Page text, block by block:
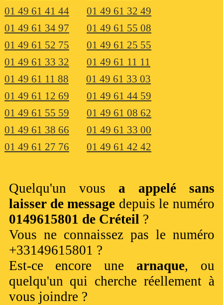
01 49 61 41 44
01 49 61 32 49
01 49 61 34 97
01 49 61 55 08
01 49 61 52 75
01 49 61 25 55
01 49 61 33 32
01 49 61 11 11
01 49 61 11 88
01 49 61 33 03
01 49 61 12 69
01 49 61 44 59
01 49 61 55 59
01 49 61 08 62
01 49 61 38 66
01 49 61 33 00
01 49 61 27 76
01 49 61 42 42
Quelqu'un vous a appelé sans
laisser de message depuis le numéro
0149615801 de Créteil ?
Vous ne connaissez pas le numéro
+33149615801 ?
Est-ce encore une arnaque, ou
quelqu'un qui cherche réellement à
vous joindre ?